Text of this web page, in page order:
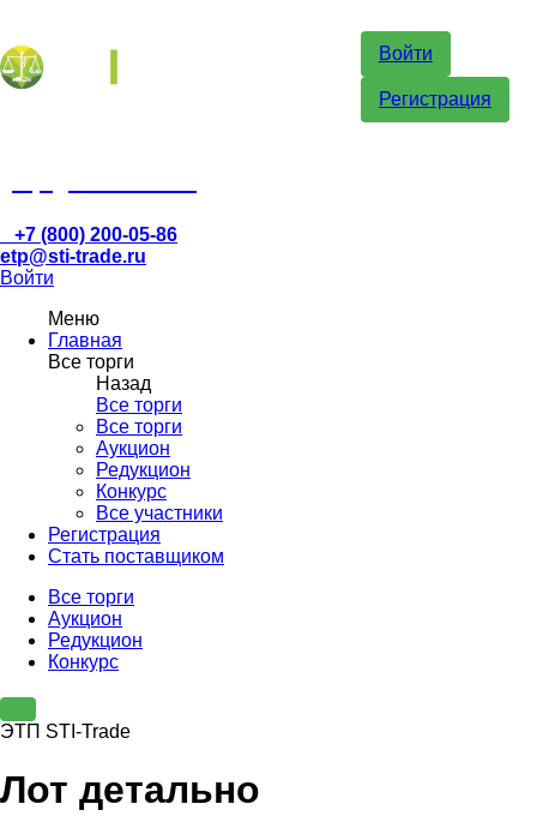
Войти
Регистрация
+7 (800) 200-05-86
etp@sti-trade.ru
Войти
Меню
Главная
Все торги
Назад
Все торги
Все торги
Аукцион
Редукцион
Конкурс
Все участники
Регистрация
Стать поставщиком
Все торги
Аукцион
Редукцион
Конкурс
ЭТП STI-Trade
Лот детально